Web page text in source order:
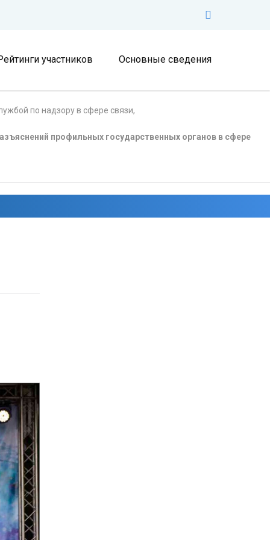
участников Основные сведения
по надзору в сфере связи,
профильных государственных органов в сфере